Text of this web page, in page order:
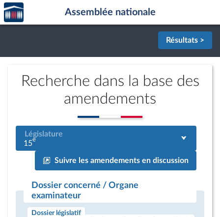
Aller au contenu
Aller en bas de la page
Accèder
à la
page
Assemblée nationale
Résultats >
Recherche dans la base des
amendements
Législature
15e
Suivre les amendements en discussion
Dossier concerné / Organe
examinateur
Dossier législatif